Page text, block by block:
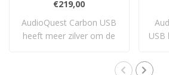
€219,00
AudioQuest Carbon USB
heeft meer zilver om de